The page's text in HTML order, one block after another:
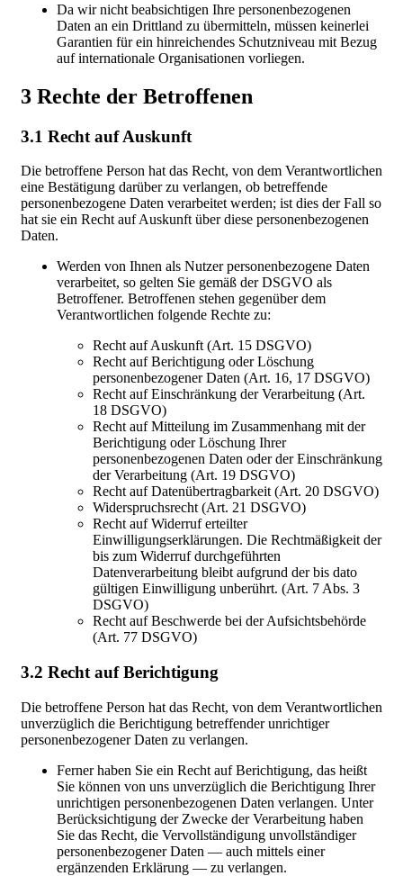
Da wir nicht beabsichtigen Ihre personenbezogenen
Daten an ein Drittland zu übermitteln, müssen keinerlei
Garantien für ein hinreichendes Schutzniveau mit Bezug
auf internationale Organisationen vorliegen.
3 Rechte der Betroffenen
3.1 Recht auf Auskunft
Die betroffene Person hat das Recht, von dem Verantwortlichen
eine Bestätigung darüber zu verlangen, ob betreffende
personenbezogene Daten verarbeitet werden; ist dies der Fall so
hat sie ein Recht auf Auskunft über diese personenbezogenen
Daten.
Werden von Ihnen als Nutzer personenbezogene Daten
verarbeitet, so gelten Sie gemäß der DSGVO als
Betroffener. Betroffenen stehen gegenüber dem
Verantwortlichen folgende Rechte zu:
Recht auf Auskunft (Art. 15 DSGVO)
Recht auf Berichtigung oder Löschung
personenbezogener Daten (Art. 16, 17 DSGVO)
Recht auf Einschränkung der Verarbeitung (Art.
18 DSGVO)
Recht auf Mitteilung im Zusammenhang mit der
Berichtigung oder Löschung Ihrer
personenbezogenen Daten oder der Einschränkung
der Verarbeitung (Art. 19 DSGVO)
Recht auf Datenübertragbarkeit (Art. 20 DSGVO)
Widerspruchsrecht (Art. 21 DSGVO)
Recht auf Widerruf erteilter
Einwilligungserklärungen. Die Rechtmäßigkeit der
bis zum Widerruf durchgeführten
Datenverarbeitung bleibt aufgrund der bis dato
gültigen Einwilligung unberührt. (Art. 7 Abs. 3
DSGVO)
Recht auf Beschwerde bei der Aufsichtsbehörde
(Art. 77 DSGVO)
3.2 Recht auf Berichtigung
Die betroffene Person hat das Recht, von dem Verantwortlichen
unverzüglich die Berichtigung betreffender unrichtiger
personenbezogener Daten zu verlangen.
Ferner haben Sie ein Recht auf Berichtigung, das heißt
Sie können von uns unverzüglich die Berichtigung Ihrer
unrichtigen personenbezogenen Daten verlangen. Unter
Berücksichtigung der Zwecke der Verarbeitung haben
Sie das Recht, die Vervollständigung unvollständiger
personenbezogener Daten — auch mittels einer
ergänzenden Erklärung — zu verlangen.